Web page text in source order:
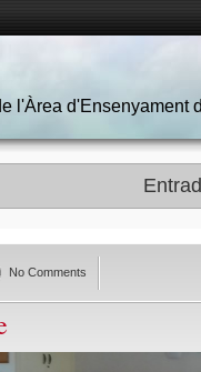
l'Àrea d'Ensenyament
No Comments